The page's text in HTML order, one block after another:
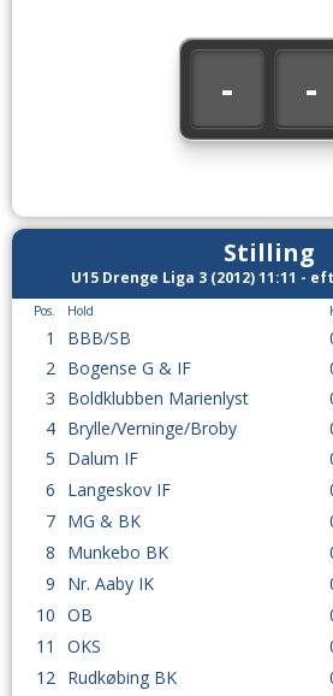
- -
Stilling
U15 Drenge Liga 3 (2012) 11:11 -
Pos. Hold
1 BBB/SB
2 Bogense G & IF
3
Boldklubben Marienlyst
4 Brylle/Verninge/Broby
5
Dalum IF
6
Langeskov IF
7 MG & BK
8
Munkebo BK
9
Nr. Aaby IK
10 OB
11
OKS
12 Rudkøbing BK